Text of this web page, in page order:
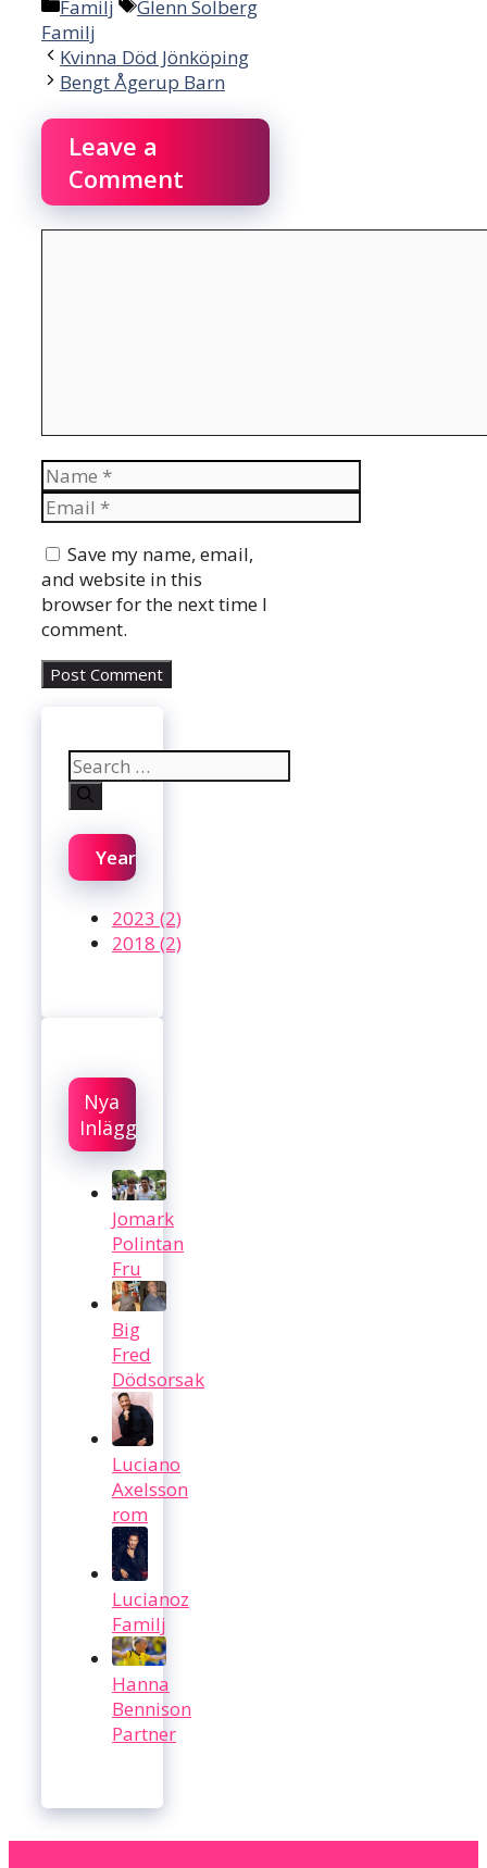
Categories
Familj Tags
Glenn Solberg
Familj
Kvinna Död Jönköping
Bengt Ågerup Barn
Leave a
Comment
Name
Email
Save my name, email,
and website in this
browser for the next time I
comment.
Search
for:
Year
2023 (2)
2018 (2)
Nya
Inlägg
Jomark
Polintan
Fru
Big
Fred
Dödsorsak
Luciano
Axelsson
rom
Lucianoz
Familj
Hanna
Bennison
Partner